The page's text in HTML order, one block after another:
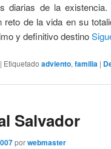
diarias de la
reto de la vida en su
y definitivo destino
| Etiquetado adviento,familia |
Salvador
porwebmaster